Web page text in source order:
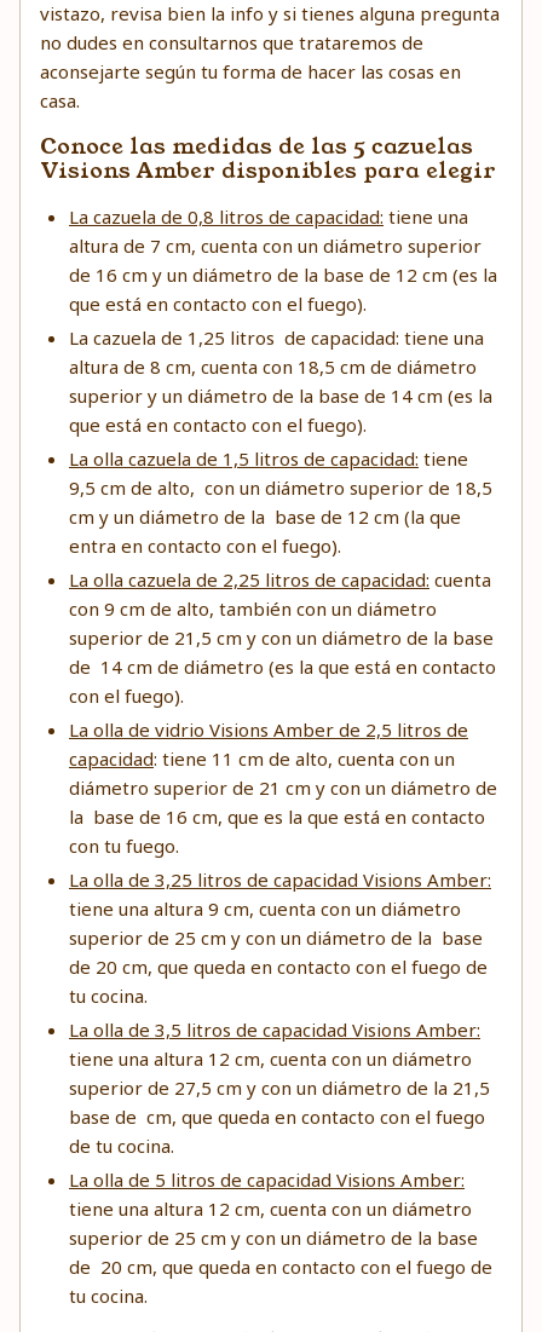
vistazo, revisa bien la info y si tienes alguna pregunta
no dudes en consultarnos que trataremos de
aconsejarte según tu forma de hacer las cosas en
casa.
Conoce las medidas de las 5 cazuelas
Visions Amber disponibles para elegir
La cazuela de 0,8 litros de capacidad: tiene una
altura de 7 cm, cuenta con un diámetro superior
de 16 cm y un diámetro de la base de 12 cm (es la
que está en contacto con el fuego).
La cazuela de 1,25 litros de capacidad: tiene una
altura de 8 cm, cuenta con 18,5 cm de diámetro
superior y un diámetro de la base de 14 cm (es la
que está en contacto con el fuego).
La olla cazuela de 1,5 litros de capacidad: tiene
9,5 cm de alto, con un diámetro superior de 18,5
cm y un diámetro de la base de 12 cm (la que
entra en contacto con el fuego).
La olla cazuela de 2,25 litros de capacidad: cuenta
con 9 cm de alto, también con un diámetro
superior de 21,5 cm y con un diámetro de la base
de 14 cm de diámetro (es la que está en contacto
con el fuego).
La olla de vidrio Visions Amber de 2,5 litros de
capacidad: tiene 11 cm de alto, cuenta con un
diámetro superior de 21 cm y con un diámetro de
la base de 16 cm, que es la que está en contacto
con tu fuego.
La olla de 3,25 litros de capacidad Visions Amber:
tiene una altura 9 cm, cuenta con un diámetro
superior de 25 cm y con un diámetro de la base
de 20 cm, que queda en contacto con el fuego de
tu cocina.
La olla de 3,5 litros de capacidad Visions Amber:
tiene una altura 12 cm, cuenta con un diámetro
superior de 27,5 cm y con un diámetro de la 21,5
base de cm, que queda en contacto con el fuego
de tu cocina.
La olla de 5 litros de capacidad Visions Amber:
tiene una altura 12 cm, cuenta con un diámetro
superior de 25 cm y con un diámetro de la base
de 20 cm, que queda en contacto con el fuego de
tu cocina.